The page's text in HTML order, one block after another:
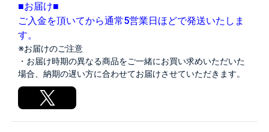
■お届け■
ご入金を頂いてから通常5営業日ほどで発送いたしま
す。
※お届けのご注意
・お届け時期の異なる商品をご一緒にお買い求めいただいた
場合、納期の遅い方に合わせてお届けさせていただきます。